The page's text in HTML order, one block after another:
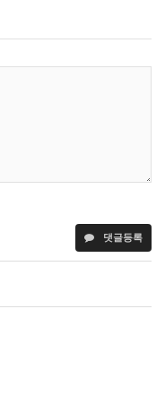
댓글등록